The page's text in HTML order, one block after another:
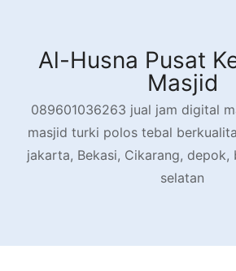
contentAl-Husna Pusat
Masjid
089601036263 jual jam digital
masjid turki polos tebal
jakarta, Bekasi, Cikarang,
selatan